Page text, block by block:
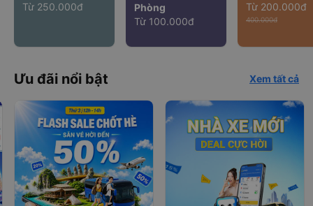
Từ 250.000đ
Phòng
Từ 100.000đ
Từ 200.000đ
400.000đ
Ưu đãi nổi bật Xem tất cả